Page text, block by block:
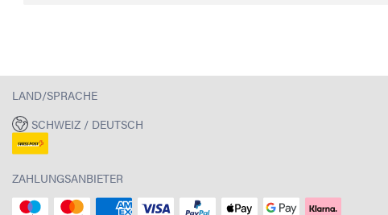
LAND/SPRACHE
SCHWEIZ / DEUTSCH
ZAHLUNGSANBIETER